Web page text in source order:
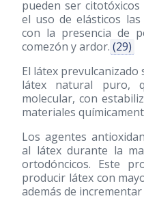
pueden ser
el uso de elásticos las
con la presencia de
comezón y ardor. (29)
El látex prevulcanizado
látex natural puro,
molecular, con
materiales
Los agentes
al látex durante la
ortodóncicos. Este
producir látex con
además de